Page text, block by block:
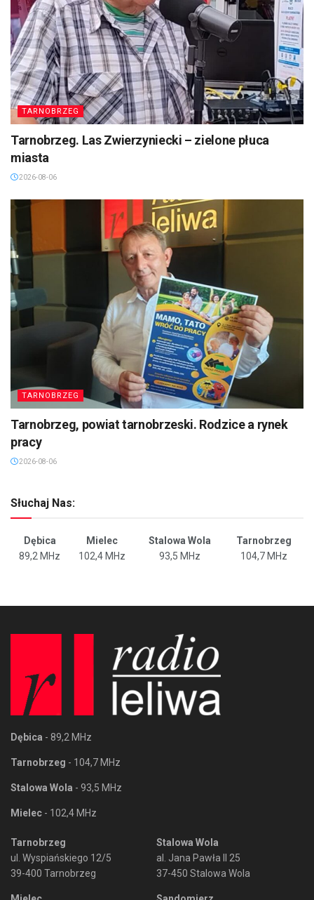
TARNOBRZEG
Tarnobrzeg. Las Zwierzyniecki – zielone płuca
miasta
2026-08-06
TARNOBRZEG
Tarnobrzeg, powiat tarnobrzeski. Rodzice a rynek
pracy
2026-08-06
Słuchaj Nas:
Dębica Mielec Stalowa Wola
Tarnobrzeg
89,2 MHz
102,4 MHz 93,5 MHz 104,7 MHz
Dębica - 89,2 MHz
Tarnobrzeg - 104,7 MHz
Stalowa Wola - 93,5 MHz
Mielec - 102,4 MHz
Tarnobrzeg
ul. Wyspiańskiego 12/5
39-400 Tarnobrzeg
Stalowa Wola
al. Jana Pawła II 25
37-450 Stalowa Wola